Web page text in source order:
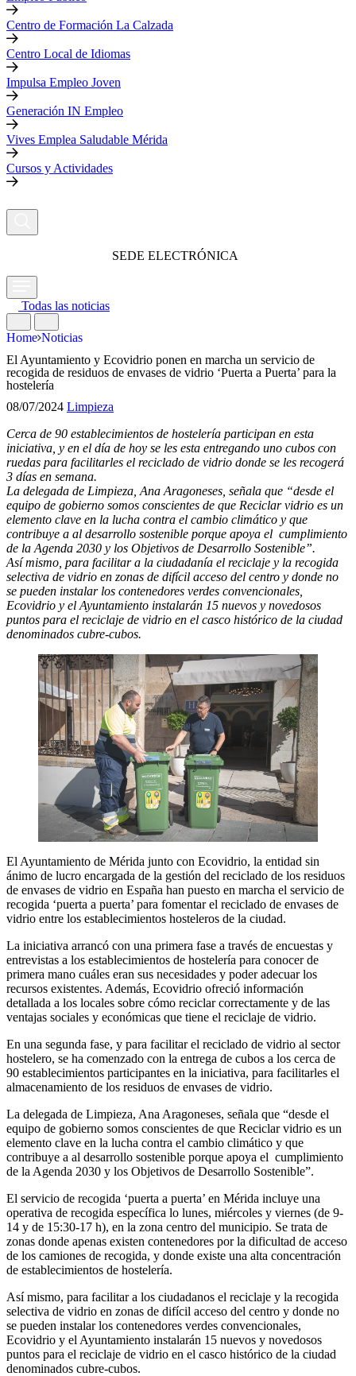
Centro de Formación La Calzada
Centro Local de Idiomas
Impulsa Empleo Joven
Generación IN Empleo
Vives Emplea Saludable Mérida
Cursos y Actividades
SEDE ELECTRÓNICA
Todas las noticias
Home Noticias
El Ayuntamiento y Ecovidrio ponen en marcha un servicio de
recogida de residuos de envases de vidrio ‘Puerta a Puerta’ para la
hostelería
08/07/2024 Limpieza
Cerca de 90 establecimientos de hostelería participan en esta
iniciativa, y en el día de hoy se les esta entregando uno cubos con
ruedas para facilitarles el reciclado de vidrio donde se les recogerá
3 días en semana.
La delegada de Limpieza, Ana Aragoneses, señala que “desde el
equipo de gobierno somos conscientes de que Reciclar vidrio es un
elemento clave en la lucha contra el cambio climático y que
contribuye a al desarrollo sostenible porque apoya el cumplimiento
de la Agenda 2030 y los Objetivos de Desarrollo Sostenible”.
Así mismo, para facilitar a la ciudadanía el reciclaje y la recogida
selectiva de vidrio en zonas de difícil acceso del centro y donde no
se pueden instalar los contenedores verdes convencionales,
Ecovidrio y el Ayuntamiento instalarán 15 nuevos y novedosos
puntos para el reciclaje de vidrio en el casco histórico de la ciudad
denominados cubre-cubos.
El Ayuntamiento de Mérida junto con Ecovidrio, la entidad sin
ánimo de lucro encargada de la gestión del reciclado de los residuos
de envases de vidrio en España han puesto en marcha el servicio de
recogida ‘puerta a puerta’ para fomentar el reciclado de envases de
vidrio entre los establecimientos hosteleros de la ciudad.
La iniciativa arrancó con una primera fase a través de encuestas y
entrevistas a los establecimientos de hostelería para conocer de
primera mano cuáles eran sus necesidades y poder adecuar los
recursos existentes. Además, Ecovidrio ofreció información
detallada a los locales sobre cómo reciclar correctamente y de las
ventajas sociales y económicas que tiene el reciclaje de vidrio.
En una segunda fase, y para facilitar el reciclado de vidrio al sector
hostelero, se ha comenzado con la entrega de cubos a los cerca de
90 establecimientos participantes en la iniciativa, para facilitarles el
almacenamiento de los residuos de envases de vidrio.
La delegada de Limpieza, Ana Aragoneses, señala que “desde el
equipo de gobierno somos conscientes de que Reciclar vidrio es un
elemento clave en la lucha contra el cambio climático y que
contribuye a al desarrollo sostenible porque apoya el cumplimiento
de la Agenda 2030 y los Objetivos de Desarrollo Sostenible”.
El servicio de recogida ‘puerta a puerta’ en Mérida incluye una
operativa de recogida específica lo lunes, miércoles y viernes (de 9-
14 y de 15:30-17 h), en la zona centro del municipio. Se trata de
zonas donde apenas existen contenedores por la dificultad de acceso
de los camiones de recogida, y donde existe una alta concentración
de establecimientos de hostelería.
Así mismo, para facilitar a los ciudadanos el reciclaje y la recogida
selectiva de vidrio en zonas de difícil acceso del centro y donde no
se pueden instalar los contenedores verdes convencionales,
Ecovidrio y el Ayuntamiento instalarán 15 nuevos y novedosos
puntos para el reciclaje de vidrio en el casco histórico de la ciudad
denominados cubre-cubos.